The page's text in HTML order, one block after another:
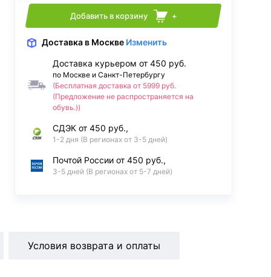
Добавить в корзину +
Доставка в Москве Изменить
Доставка курьером от 450 руб.
по Москве и Санкт-Петербургу
(Бесплатная доставка от 5999 руб.
(Предложение не распространяется на
обувь.))
СДЭК от 450 руб.,
1-2 дня (В регионах от 3-5 дней)
Почтой России от 450 руб.,
3-5 дней (В регионах от 5-7 дней)
Условия возврата и оплаты